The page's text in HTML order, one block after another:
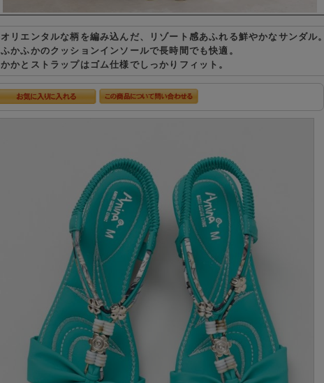
オリエンタルな柄を編み込んだ、リゾート感あふれる鮮やかなサンダル。
ふかふかのクッションインソールで長時間でも快適。
かかとストラップはゴム仕様でしっかりフィット。